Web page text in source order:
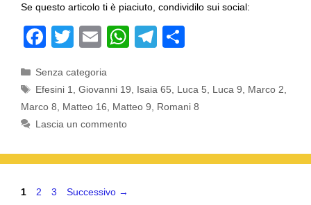
Se questo articolo ti è piaciuto, condividilo sui social:
F
c
e
b
o
o
k
T
tt
er
E
ail
W
at
s
p
p
T
e
gr
m
di
di
Categorie
Senza categoria
Tag
Efesini 1 ,Giovanni 19 Isaia 65 Luca 5 Luca 9 Marco 2
Marco 8
Matteo 16 Matteo 9
Romani 8
Lascia un commento
Pagina
1 Pagina
2 Pagina
3 Successivo →